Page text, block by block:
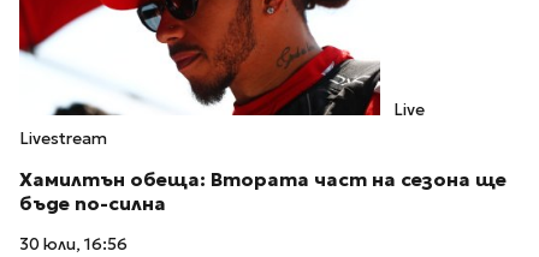
Live
Livestream
Хамилтън обеща: Втората част на сезона ще
бъде по-силна
30 юли, 16:56